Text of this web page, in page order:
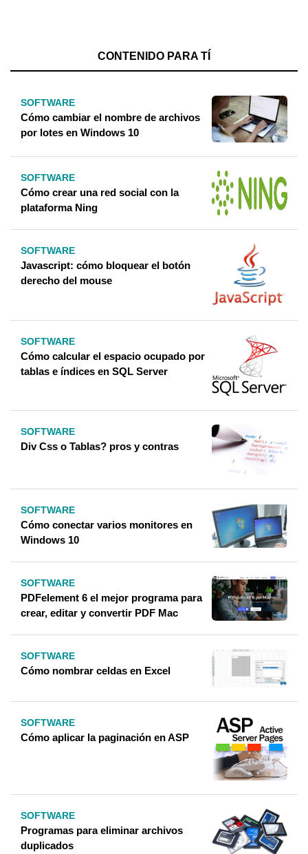
CONTENIDO PARA TÍ
SOFTWARE
Cómo cambiar el nombre de archivos
por lotes en Windows 10
SOFTWARE
Cómo crear una red social con la
plataforma Ning
SOFTWARE
Javascript: cómo bloquear el botón
derecho del mouse
SOFTWARE
Cómo calcular el espacio ocupado por
tablas e índices en SQL Server
SOFTWARE
Div Css o Tablas? pros y contras
SOFTWARE
Cómo conectar varios monitores en
Windows 10
SOFTWARE
PDFelement 6 el mejor programa para
crear, editar y convertir PDF Mac
SOFTWARE
Cómo nombrar celdas en Excel
SOFTWARE
Cómo aplicar la paginación en ASP
SOFTWARE
Programas para eliminar archivos
duplicados